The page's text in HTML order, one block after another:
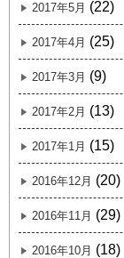
2017年5月 (22)
2017年4月 (25)
2017年3月 (9)
2017年2月 (13)
2017年1月 (15)
2016年12月 (20)
2016年11月 (29)
2016年10月 (18)